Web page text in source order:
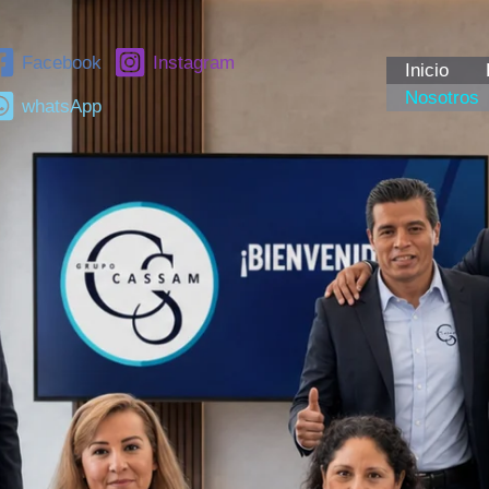
Facebook Instagram
whatsApp
Inicio
Nosotros